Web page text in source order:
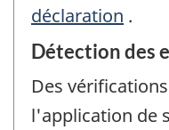
déclaration .
Détection des
Des
l'application de